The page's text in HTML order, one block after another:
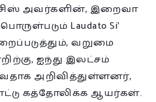
அவர்களின், இறைவா
Laudato Si’
வறுமை
ஐந்து இலட்சம்
அறிவித்துள்ளனர்,
கத்தோலிக்க ஆயர்கள்.